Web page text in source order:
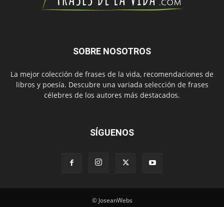
SOBRE NOSOTROS
La mejor colección de frases de la vida, recomendaciones de
libros y poesía. Descubre una variada selección de frases
célebres de los autores más destacados.
SÍGUENOS
© JoseanWebs